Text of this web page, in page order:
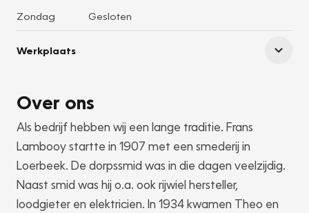
Zondag
Gesloten
Werkplaats
Over ons
Als bedrijf hebben wij een lange traditie. Frans
Lambooy startte in 1907 met een smederij in
Loerbeek. De dorpssmid was in die dagen veelzijdig.
Naast smid was hij o.a. ook rijwiel hersteller,
loodgieter en elektricien. In 1934 kwamen Theo en